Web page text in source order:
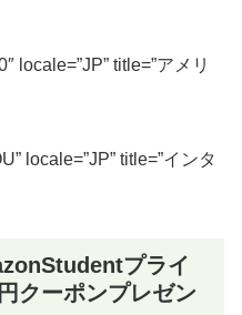
locale=”JP” title=”アメリ
locale=”JP” title=”インタ
プライ
クーポンプレゼン